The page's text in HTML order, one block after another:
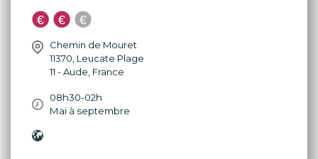
Chemin de Mouret
11370 Leucate Plage
11 - Aude France
08h30-02h
Mai à septembre